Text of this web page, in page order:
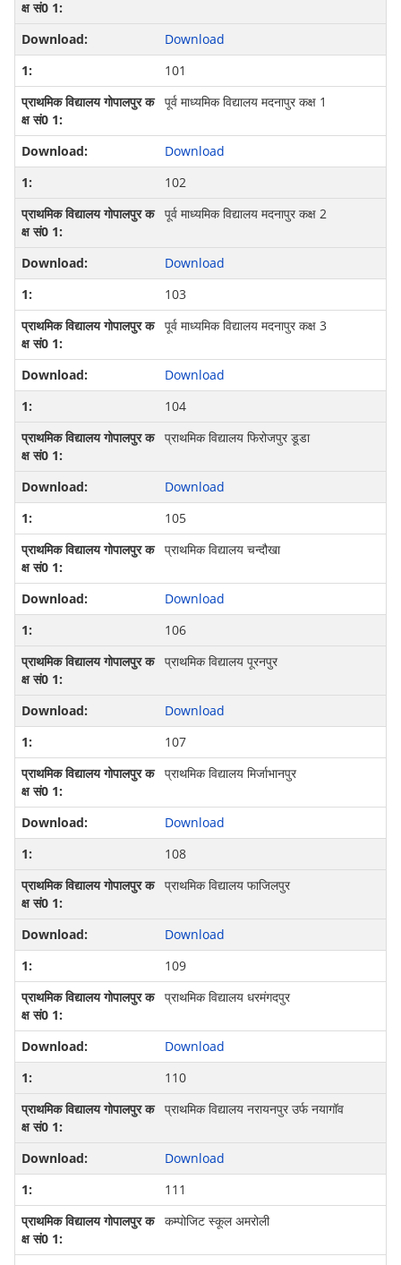
Download
101
पूर्व माध्यमिक विद्यालय मदनापुर कक्ष 1
Download
102
पूर्व माध्यमिक विद्यालय मदनापुर कक्ष 2
Download
103
पूर्व माध्यमिक विद्यालय मदनापुर कक्ष 3
Download
104
प्राथमिक विद्यालय फिरोजपुर डूडा
Download
105
प्राथमिक विद्यालय चन्दौखा
Download
106
प्राथमिक विद्यालय पूरनपुर
Download
107
प्राथमिक विद्यालय मिर्जाभानपुर
Download
108
प्राथमिक विद्यालय फाजिलपुर
Download
109
प्राथमिक विद्यालय धरमंगदपुर
Download
110
प्राथमिक विद्यालय नरायनपुर उर्फ नयागॉव
Download
111
कम्पोजिट स्कूल अमरोली